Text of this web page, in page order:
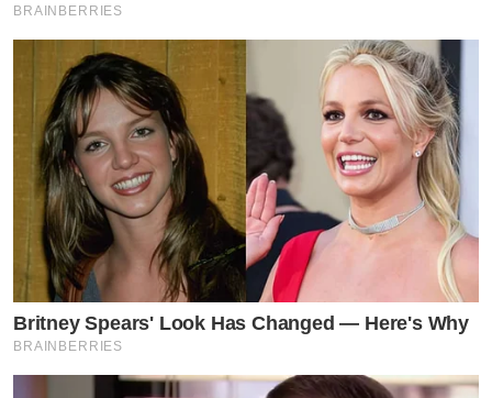
BRAINBERRIES
Britney Spears' Look Has Changed — Here's Why
BRAINBERRIES